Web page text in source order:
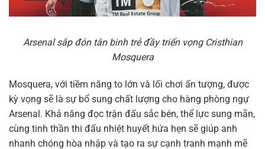
Arsenal sắp đón tân binh trẻ đầy triển vọng Cristhian
Mosquera
Mosquera, với tiềm năng to lớn và lối chơi ấn tượng, được
kỳ vọng sẽ là sự bổ sung chất lượng cho hàng phòng ngự
Arsenal. Khả năng đọc trận đấu sắc bén, thể lực sung mãn,
cùng tinh thần thi đấu nhiệt huyết hứa hẹn sẽ giúp anh
nhanh chóng hòa nhập và tạo ra sự cạnh tranh mạnh mẽ